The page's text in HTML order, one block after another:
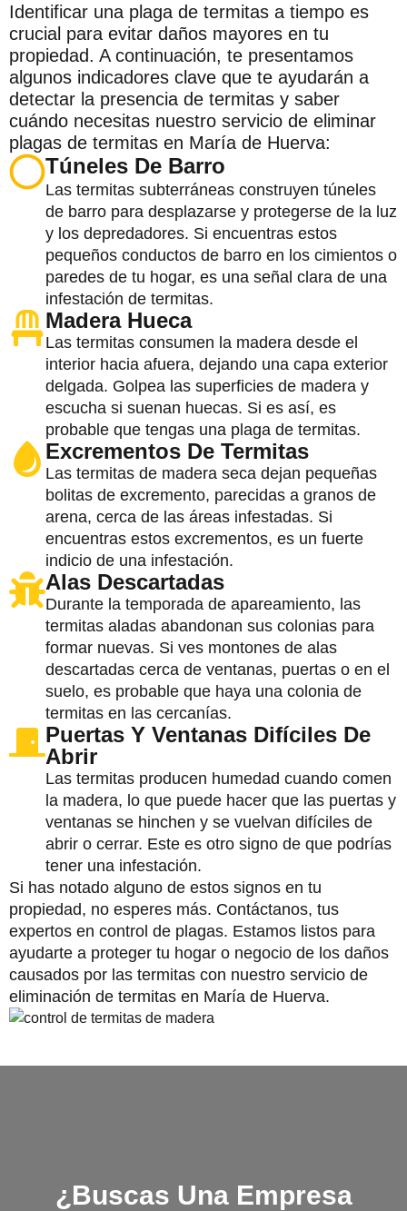
Identificar una plaga de termitas a tiempo es
crucial para evitar daños mayores en tu
propiedad. A continuación, te presentamos
algunos indicadores clave que te ayudarán a
detectar la presencia de termitas y saber
cuándo necesitas nuestro servicio de eliminar
plagas de termitas en María de Huerva:
Túneles De Barro
Las termitas subterráneas construyen túneles
de barro para desplazarse y protegerse de la luz
y los depredadores. Si encuentras estos
pequeños conductos de barro en los cimientos o
paredes de tu hogar, es una señal clara de una
infestación de termitas.
Madera Hueca
Las termitas consumen la madera desde el
interior hacia afuera, dejando una capa exterior
delgada. Golpea las superficies de madera y
escucha si suenan huecas. Si es así, es
probable que tengas una plaga de termitas.
Excrementos De Termitas
Las termitas de madera seca dejan pequeñas
bolitas de excremento, parecidas a granos de
arena, cerca de las áreas infestadas. Si
encuentras estos excrementos, es un fuerte
indicio de una infestación.
Alas Descartadas
Durante la temporada de apareamiento, las
termitas aladas abandonan sus colonias para
formar nuevas. Si ves montones de alas
descartadas cerca de ventanas, puertas o en el
suelo, es probable que haya una colonia de
termitas en las cercanías.
Puertas Y Ventanas Difíciles De
Abrir
Las termitas producen humedad cuando comen
la madera, lo que puede hacer que las puertas y
ventanas se hinchen y se vuelvan difíciles de
abrir o cerrar. Este es otro signo de que podrías
tener una infestación.
Si has notado alguno de estos signos en tu
propiedad, no esperes más. Contáctanos, tus
expertos en control de plagas. Estamos listos para
ayudarte a proteger tu hogar o negocio de los daños
causados por las termitas con nuestro servicio de
eliminación de termitas en María de Huerva.
¿Buscas Una Empresa